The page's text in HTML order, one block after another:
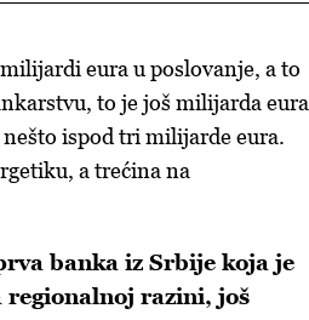
eura u poslovanje, a to
to je još milijarda eura
ispod tri milijarde eura.
a trećina na
banka iz Srbije koja je
regionalnoj razini, još